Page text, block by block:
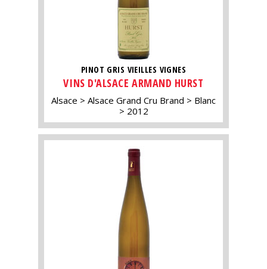
PINOT GRIS VIEILLES VIGNES
VINS D'ALSACE ARMAND HURST
Alsace Alsace Grand Cru Brand
Blanc
2012